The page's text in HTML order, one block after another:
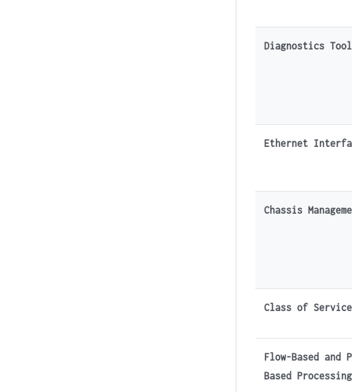
Diagnostics
Ethernet
Chassis
Class of Service
Flow-Based and
Based